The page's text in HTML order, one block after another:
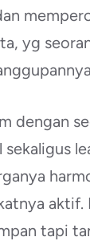
yg
dengan
tapi